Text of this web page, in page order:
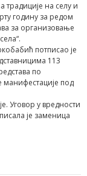
традиције на селу и
годину за редом
за организовање
потписао је
113
по
под
Уговор у вредности
је заменица